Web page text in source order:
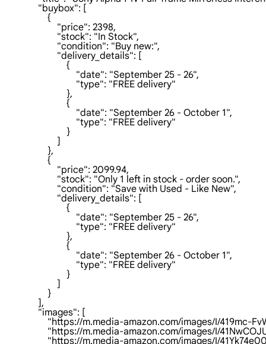
                "buybox": [
                    {
                        "price": 2398,
                        "stock": "In Stock",
                        "condition": "Buy new:",
                        "delivery_details": [
                            {
                                "date": "September 25 - 26",
                                "type": "FREE delivery"
                            },
                            {
                                "date": "September 26 - October 1",
                                "type": "FREE delivery"
                            }
                        ]
                    },
                    {
                        "price": 2099.94,
                        "stock": "Only 1 left in stock - order soon.",
                        "condition": "Save with Used - Like New",
                        "delivery_details": [
                            {
                                "date": "September 25 - 26",
                                "type": "FREE delivery"
                            },
                            {
                                "date": "September 26 - October 1",
                                "type": "FREE delivery"
                            }
                        ]
                    }
                ],
                "images": [
"https://m.media-amazon.com/images/I/
"https://m.media-amazon.com/images/I/
"https://m.media-amazon.com/images/I/